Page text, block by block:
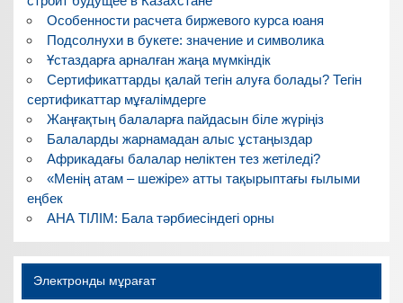
Особенности расчета биржевого курса юаня
Подсолнухи в букете: значение и символика
Ұстаздарға арналған жаңа мүмкіндік
Сертификаттарды қалай тегін алуға болады? Тегін
сертификаттар мұғалімдерге
Жаңғақтың балаларға пайдасын біле жүріңіз
Балаларды жарнамадан алыс ұстаңыздар
Африкадағы балалар неліктен тез жетіледі?
«Менің атам – шежіре» атты тақырыптағы ғылыми
еңбек
АНА ТІЛІМ: Бала тәрбиесіндегі орны
Электронды мұрағат